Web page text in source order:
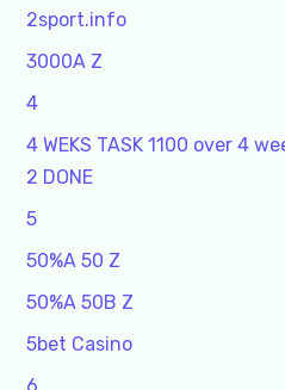
2sport.info
3000A Z
4
4 WEKS TASK 1100 over 4
2 DONE
5
50%A 50 Z
50%A 50B Z
5bet Casino